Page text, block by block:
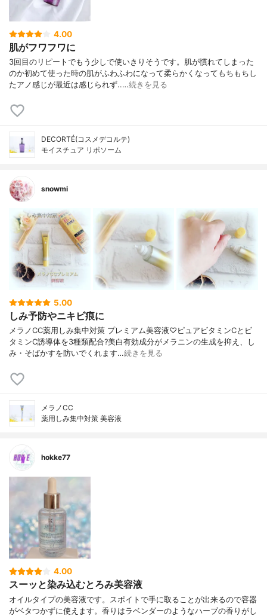
4.00
肌がフワフワに
3回目のリピートでもう少しで使いきりそうです。肌が慣れてしまった
のか初めて使った時の肌がふわふわになって柔らかくなってもちもちし
たアノ感じが最近は感じられず..…続きを見る
DECORTÉ(コスメデコルテ)
モイスチュア リポソーム
snowmi
5.00
しみ予防やニキビ痕に
メラノCC薬用しみ集中対策 プレミアム美容液♡ピュアビタミンCとビ
タミンC誘導体を3種類配合?美白有効成分がメラニンの生成を抑え、し
み・そばかすを防いでくれます…続きを見る
メラノCC
薬用しみ集中対策 美容液
hokke77
4.00
スーッと染み込むとろみ美容液
オイルタイプの美容液です。スポイトで手に取ることが出来るので容器
がベタつかずに使えます。香りはラベンダーのようなハーブの香りがし